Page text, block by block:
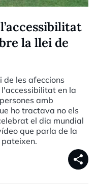
la llei de
de les afeccions
en la
amb
ho tractava no els
el dia mundial
que parla de la
pateixen.
share